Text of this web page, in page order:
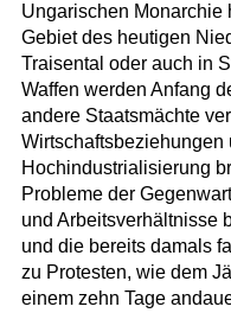
Ungarischen Monarchie
Gebiet des heutigen
Traisental oder auch in
Waffen werden Anfang
andere Staatsmächte
Wirtschaftsbeziehungen
Hochindustrialisierung
Probleme der
und Arbeitsverhältnisse
und die bereits damals
zu Protesten, wie dem
einem zehn Tage